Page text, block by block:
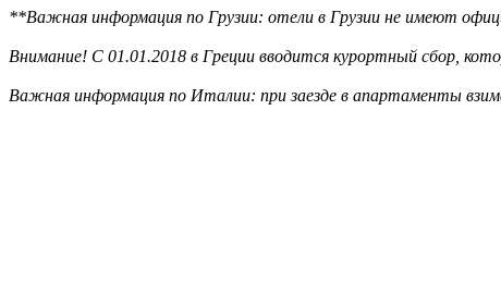
**Важная информация по Грузии: отели в Грузии не имеют
Внимание! С 01.01.2018 в Греции вводится курортный сбор,
Важная информация по Италии: при заезде в апартаменты